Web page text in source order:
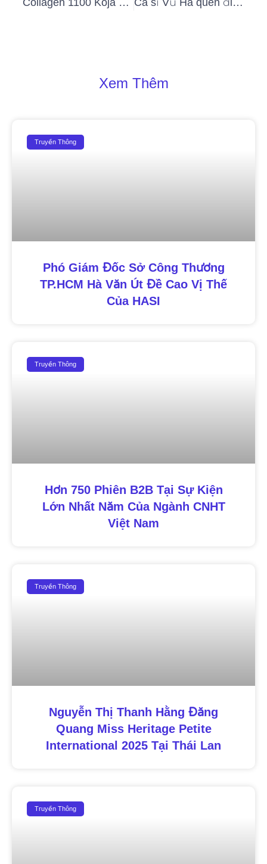
Collagen 1100 Koja và 4 thành phần “vàng” cho làn da không tuổi Ca sĩ Vũ Hà quên đi tuổi tác sau trải nghiệm One Shot Only 7in1 tại Halavu Clinic
Xem Thêm
Truyền Thông
Phó Giám Đốc Sở Công Thương
TP.HCM Hà Văn Út Đề Cao Vị Thế
Của HASI
Truyền Thông
Hơn 750 Phiên B2B Tại Sự Kiện
Lớn Nhất Năm Của Ngành CNHT
Việt Nam
Truyền Thông
Nguyễn Thị Thanh Hằng Đăng
Quang Miss Heritage Petite
International 2025 Tại Thái Lan
Truyền Thông